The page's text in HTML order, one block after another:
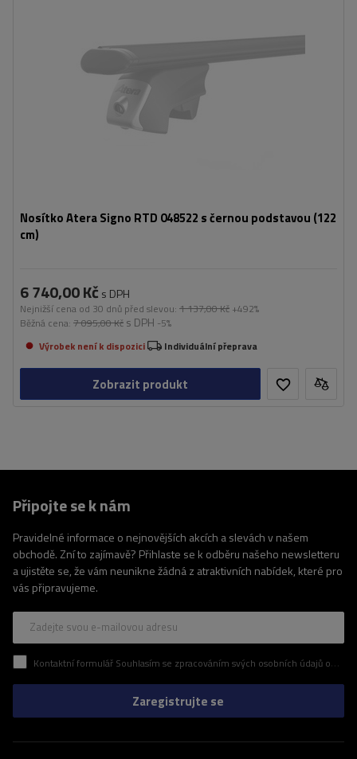
Nosítko Atera Signo RTD 048522 s černou podstavou (122
cm)
6 740,00 Kč s DPH
Nejnižší cena od 30 dnů před slevou: 1 137,00 Kč +492%
Běžná cena: 7 095,00 Kč s DPH -5%
Výrobek není k dispozici
Individuální přeprava
Zobrazit produkt
Připojte se k nám
Pravidelné informace o nejnovějších akcích a slevách v našem
obchodě. Zní to zajímavě? Přihlaste se k odběru našeho newsletteru
a ujistěte se, že vám neunikne žádná z atraktivních nabídek, které pro
vás připravujeme.
Zadejte svou e-mailovou adresu
Kontaktní formulář Souhlasím se zpracováním svých osobních údajů obsažených v kontaktním formuláři v souladu s nařízením Evropského parlamentu a Rady (EU)
Zaregistrujte se